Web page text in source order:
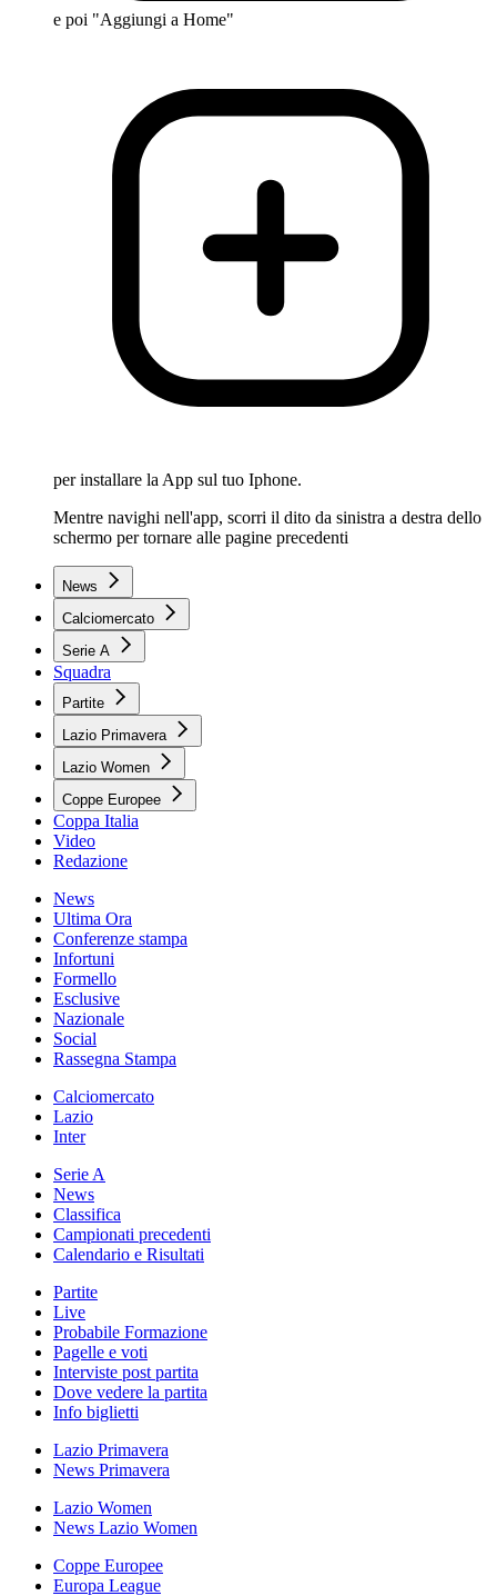
e poi "Aggiungi a Home"
per installare la App sul tuo Iphone.
Mentre navighi nell'app, scorri il dito da sinistra a destra dello
schermo per tornare alle pagine precedenti
News
Calciomercato
Serie A
Squadra
Partite
Lazio Primavera
Lazio Women
Coppe Europee
Coppa Italia
Video
Redazione
News
Ultima Ora
Conferenze stampa
Infortuni
Formello
Esclusive
Nazionale
Social
Rassegna Stampa
Calciomercato
Lazio
Inter
Serie A
News
Classifica
Campionati precedenti
Calendario e Risultati
Partite
Live
Probabile Formazione
Pagelle e voti
Interviste post partita
Dove vedere la partita
Info biglietti
Lazio Primavera
News Primavera
Lazio Women
News Lazio Women
Coppe Europee
Europa League